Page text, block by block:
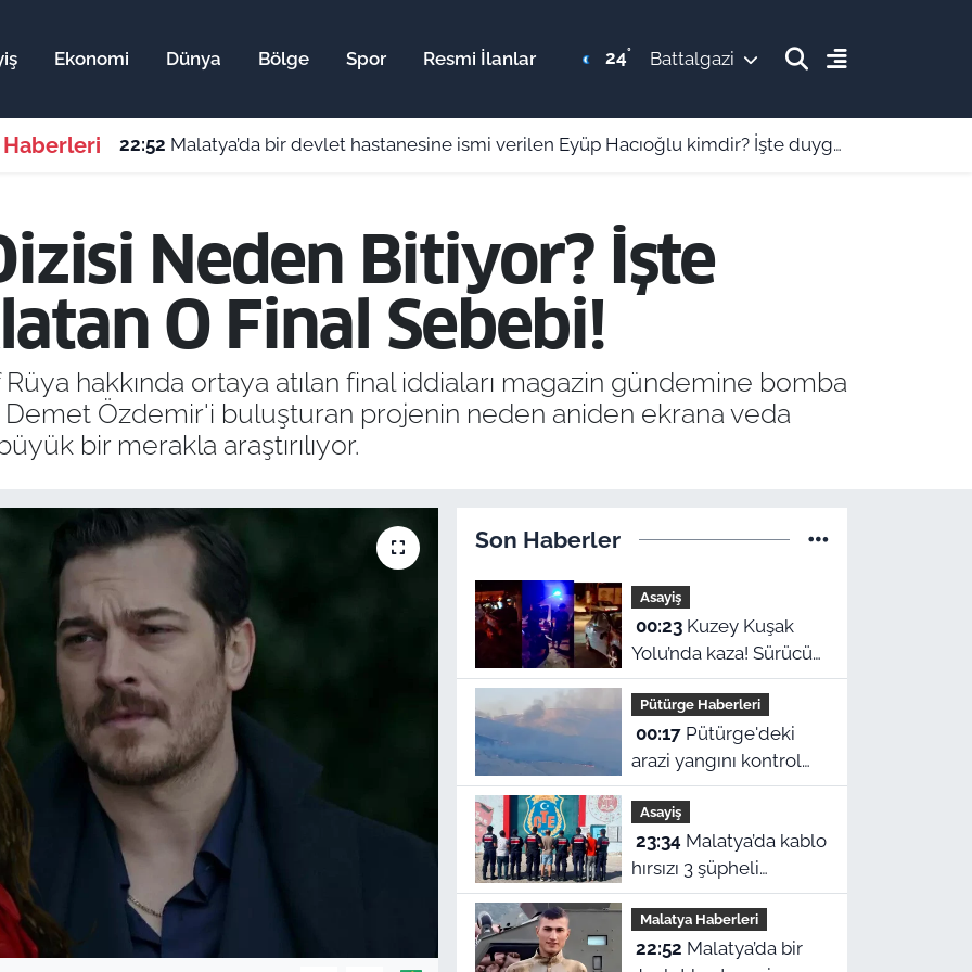
Ekonomi Dünya Bölge Spor Resmi İlanlar 24° Battalgazi
Haberleri 22:52 Malatya’da bir devlet hastanesine ismi verilen Eyüp Hacıoğlu kimdir? İşte duygu dolu hikayesi
Neden Bitiyor? İşte
O Final Sebebi!
hakkında ortaya atılan final iddiaları magazin gündemine bomba
Özdemir'i buluşturan projenin neden aniden ekrana veda
bir merakla araştırılıyor.
Son Haberler
Asayiş
00:23Kuzey Kuşak
Yolu’nda kaza! Sürücü
hastaneye kaldırıldı
Pütürge Haberleri
00:17Pütürge'deki
arazi yangını kontrol
altına alındı! Vali
Yavuz'dan çağrı
Asayiş
23:34
hırsızı 3 şüpheli
suçüstü yakalanarak
tutuklandı
Malatya Haberleri
22:52